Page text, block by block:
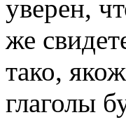
уверен,
же
тако,
глаголы